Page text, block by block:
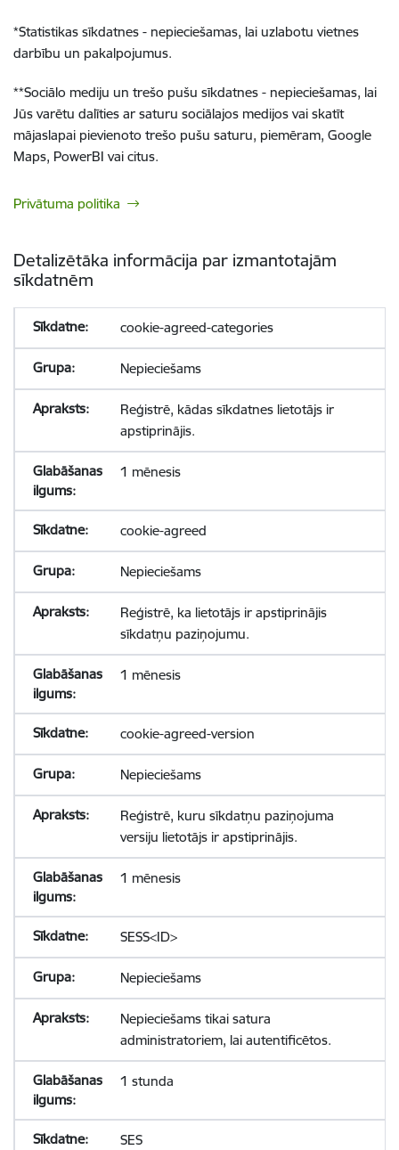
*Statistikas sīkdatnes - nepieciešamas, lai uzlabotu vietnes
darbību un pakalpojumus.
**Sociālo mediju un trešo pušu sīkdatnes - nepieciešamas, lai
Jūs varētu dalīties ar saturu sociālajos medijos vai skatīt
mājaslapai pievienoto trešo pušu saturu, piemēram, Google
Maps, PowerBI vai citus.
Privātuma politika
Detalizētāka informācija par izmantotajām
sīkdatnēm
cookie-agreed-categories
Nepieciešams
Reģistrē, kādas sīkdatnes lietotājs ir
apstiprinājis.
1 mēnesis
cookie-agreed
Nepieciešams
Reģistrē, ka lietotājs ir apstiprinājis
sīkdatņu paziņojumu.
1 mēnesis
cookie-agreed-version
Nepieciešams
Reģistrē, kuru sīkdatņu paziņojuma
versiju lietotājs ir apstiprinājis.
1 mēnesis
SESS<ID>
Nepieciešams
Nepieciešams tikai satura
administratoriem, lai autentificētos.
1 stunda
SES